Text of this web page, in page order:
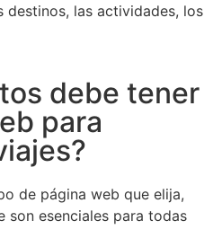
destinos, las actividades, los
debe tener
para
de página web que elija,
son esenciales para todas